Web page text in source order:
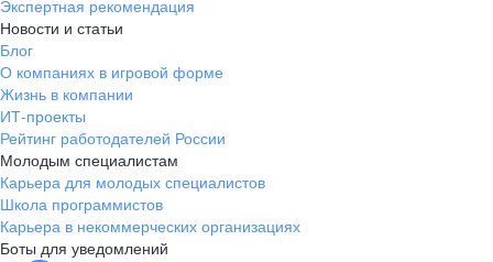
Экспертная рекомендация
Новости и статьи
Блог
О компаниях в игровой форме
Жизнь в компании
ИТ-проекты
Рейтинг работодателей России
Молодым специалистам
Карьера для молодых специалистов
Школа программистов
Карьера в некоммерческих организациях
Боты для уведомлений